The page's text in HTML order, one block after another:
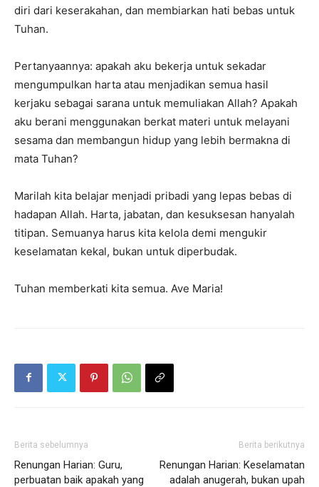
diri dari keserakahan, dan membiarkan hati bebas untuk
Tuhan.
Pertanyaannya: apakah aku bekerja untuk sekadar
mengumpulkan harta atau menjadikan semua hasil
kerjaku sebagai sarana untuk memuliakan Allah? Apakah
aku berani menggunakan berkat materi untuk melayani
sesama dan membangun hidup yang lebih bermakna di
mata Tuhan?
Marilah kita belajar menjadi pribadi yang lepas bebas di
hadapan Allah. Harta, jabatan, dan kesuksesan hanyalah
titipan. Semuanya harus kita kelola demi mengukir
keselamatan kekal, bukan untuk diperbudak.
Tuhan memberkati kita semua. Ave Maria!
Berita sebelumnya
Renungan Harian: Guru,
perbuatan baik apakah yang
Berita berikutnya
Renungan Harian: Keselamatan
adalah anugerah, bukan upah